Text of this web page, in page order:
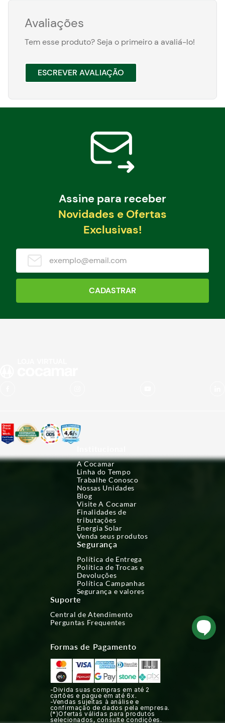
Avaliações
Tem esse produto? Seja o primeiro a avaliá-lo!
ESCREVER AVALIAÇÃO
Assine para receber
Novidades e Ofertas
Exclusivas!
CADASTRAR
A Cocamar
Linha do Tempo
Trabalhe Conosco
Nossas Unidades
Blog
Visite A Cocamar
Finalidades de
tributações
Energia Solar
Venda seus produtos
Segurança
Política de Entrega
Política de Trocas e
Devoluções
Política Campanhas
Segurança e valores
Suporte
Central de Atendimento
Perguntas Frequentes
Formas de Pagamento
-Divida suas compras em até 2
cartões e pague em até 6x.
-Vendas sujeitas à análise e
confirmação de dados pela empresa.
(*)Ofertas válidas para produtos
selecionados, consulte condições.